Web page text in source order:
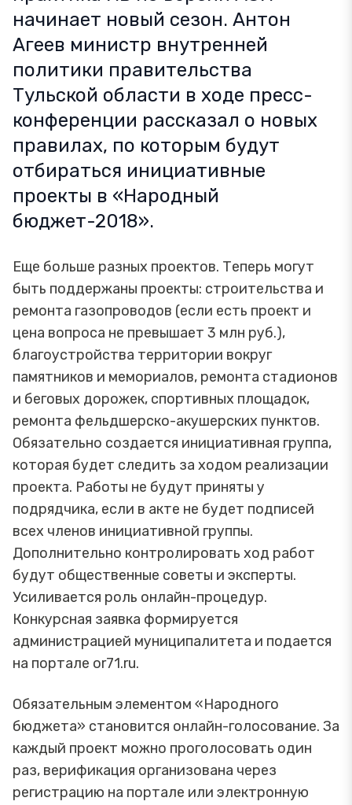
начинает новый сезон. Антон
Агеев министр внутренней
политики правительства
Тульской области в ходе пресс-
конференции рассказал о новых
правилах, по которым будут
отбираться инициативные
проекты в «Народный
бюджет-2018».
Еще больше разных проектов. Теперь могут
быть поддержаны проекты: строительства и
ремонта газопроводов (если есть проект и
цена вопроса не превышает 3 млн руб.),
благоустройства территории вокруг
памятников и мемориалов, ремонта стадионов
и беговых дорожек, спортивных площадок,
ремонта фельдшерско-акушерских пунктов.
Обязательно создается инициативная группа,
которая будет следить за ходом реализации
проекта. Работы не будут приняты у
подрядчика, если в акте не будет подписей
всех членов инициативной группы.
Дополнительно контролировать ход работ
будут общественные советы и эксперты.
Усиливается роль онлайн-процедур.
Конкурсная заявка формируется
администрацией муниципалитета и подается
на портале or71.ru.
Обязательным элементом «Народного
бюджета» становится онлайн-голосование. За
каждый проект можно проголосовать один
раз, верификация организована через
регистрацию на портале или электронную